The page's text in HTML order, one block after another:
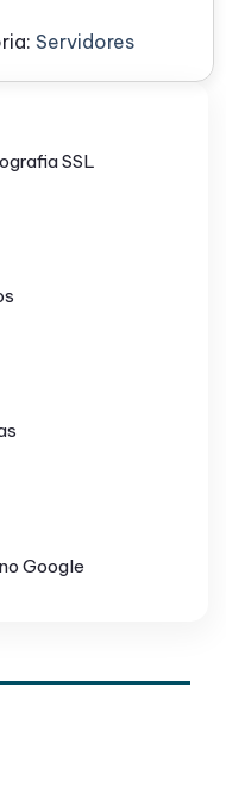
Servidores
SSL
Google